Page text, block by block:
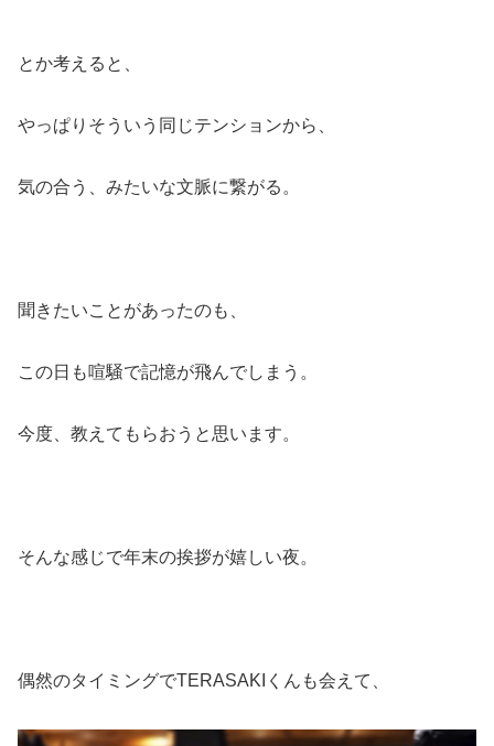
とか考えると、
やっぱりそういう同じテンションから、
気の合う、みたいな文脈に繋がる。
聞きたいことがあったのも、
この日も喧騒で記憶が飛んでしまう。
今度、教えてもらおうと思います。
そんな感じで年末の挨拶が嬉しい夜。
偶然のタイミングでTERASAKIくんも会えて、